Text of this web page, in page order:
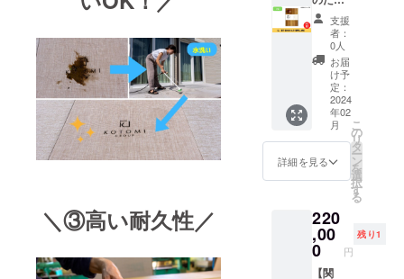
＼③高い耐久性／
す ※送
料込み
のお値
段で
す。
できま
せん。
※送料込
みのお
値段で
す。
み(縁無
し1
帖)】 金
のたた
みを1帖
お届け
しま
す。 お
届け内
容：1帖
■金の畳
(縁無し
紙 ※こ
ちらは
縁畳と
違い、
屋外で
支援
者：
0人
お届
け予
定：
2024
年02
月
詳細を見る
こ
の
リ
タ
ー
ン
を
選
択
す
る
220
,00
0 円
残り1
【関